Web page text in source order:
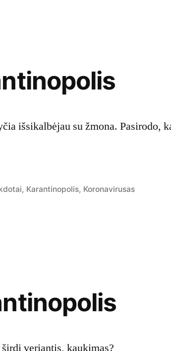
išsikalbėjau su žmona. Pasirodo,
, Karantinopolis, Koronavirusas
veriantis, kaukimas?